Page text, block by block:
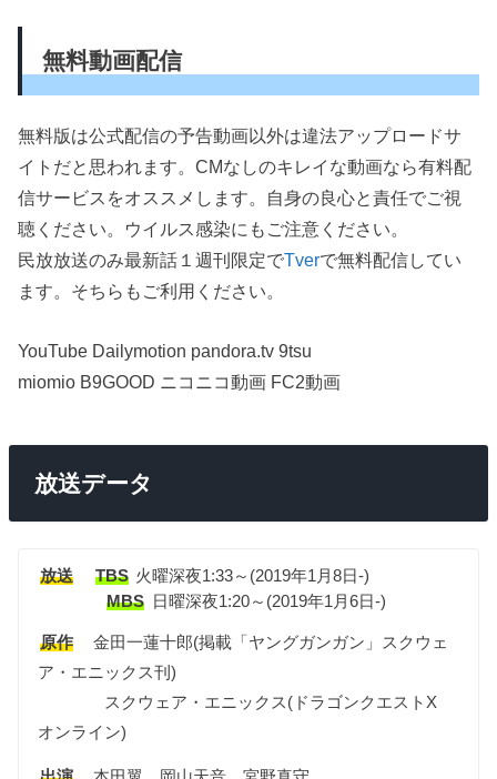
無料動画配信
無料版は公式配信の予告動画以外は違法アップロードサ
イトだと思われます。CMなしのキレイな動画なら有料配
信サービスをオススメします。自身の良心と責任でご視
聴ください。ウイルス感染にもご注意ください。
民放放送のみ最新話１週刊限定でTverで無料配信してい
ます。そちらもご利用ください。
YouTube Dailymotion pandora.tv 9tsu
miomio B9GOOD ニコニコ動画 FC2動画
放送データ
放送 TBS 火曜深夜1:33～(2019年1月8日-)
MBS 日曜深夜1:20～(2019年1月6日-)
原作
金田一蓮十郎(掲載「ヤングガンガン」スクウェ
ア・エニックス刊)
スクウェア・エニックス(ドラゴンクエストX
オンライン)